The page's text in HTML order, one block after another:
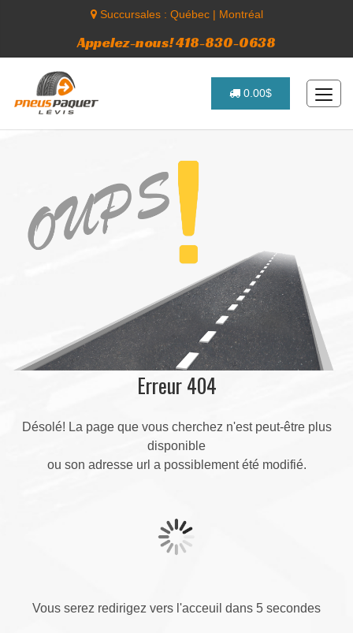
Succursales : Québec| Montréal
Appelez-nous! 418-830-0638
0.00$
Erreur 404
Désolé! La page que vous cherchez n'est peut-être plus
disponible
ou son adresse url a possiblement été modifié.
Vous serez redirigez vers l'acceuil dans 5 secondes